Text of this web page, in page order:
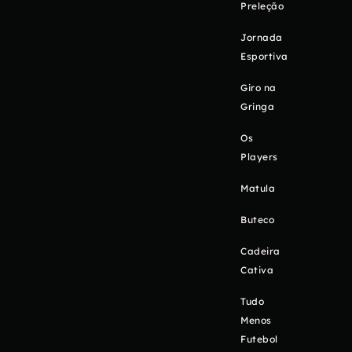
Preleção
Jornada
Esportiva
Giro na
Gringa
Os
Players
Matula
Buteco
Cadeira
Cativa
Tudo
Menos
Futebol